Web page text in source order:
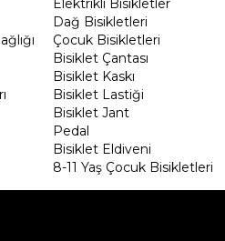
Elektrikli Bisikletler
Dağ Bisikletleri
Çocuk Bisikletleri
Bisiklet Çantası
Bisiklet Kaskı
Bisiklet Lastiği
Bisiklet Jant
Pedal
Bisiklet Eldiveni
8-11 Yaş Çocuk Bisikletleri